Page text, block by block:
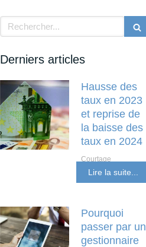
Rechercher
Derniers articles
Hausse des
taux en 2023
et reprise de
la baisse des
taux en 2024
Courtage
et non résident
Lire la suite...
Pourquoi
passer par un
gestionnaire